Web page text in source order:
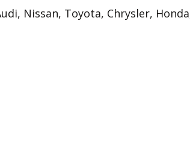
Nissan, Toyota, Chrysler,